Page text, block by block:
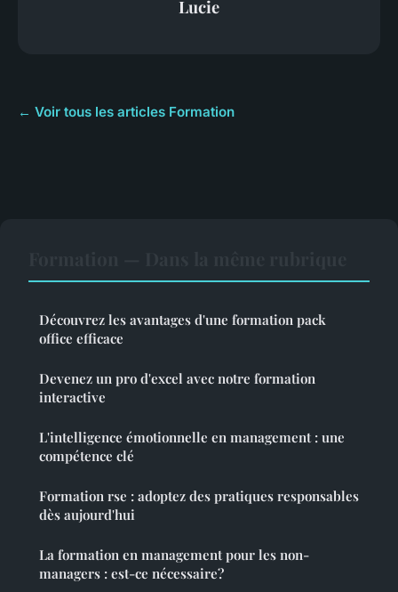
Lucie
← Voir tous les articles Formation
Découvrez les avantages d'une formation pack
office efficace
Devenez un pro d'excel avec notre formation
interactive
L'intelligence émotionnelle en management : une
compétence clé
Formation rse : adoptez des pratiques responsables
dès aujourd'hui
La formation en management pour les non-
managers : est-ce nécessaire?